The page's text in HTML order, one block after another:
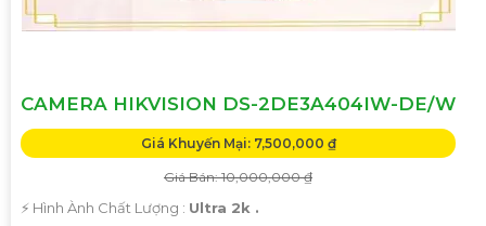
CAMERA HIKVISION DS-2DE3A404IW-DE/W
Giá Khuyến Mại: 7,500,000 ₫
Giá Bán: 10,000,000 ₫
️⚡ Hình Ành Chất Lượng : Ultra 2k .